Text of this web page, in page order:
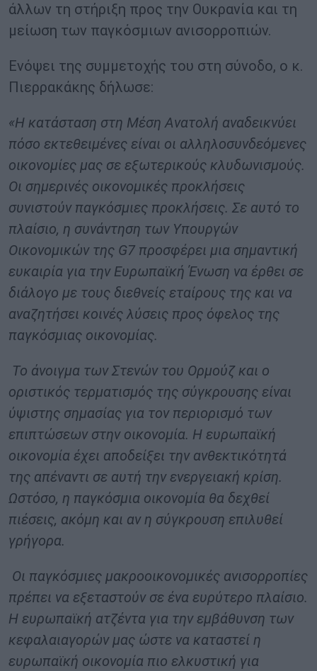
άλλων τη στήριξη προς την Ουκρανία και τη
μείωση των παγκόσμιων ανισορροπιών.
Ενόψει της συμμετοχής του στη σύνοδο, ο κ.
Πιερρακάκης δήλωσε:
«Η κατάσταση στη Μέση Ανατολή αναδεικνύει
πόσο εκτεθειμένες είναι οι αλληλοσυνδεόμενες
οικονομίες μας σε εξωτερικούς κλυδωνισμούς.
Οι σημερινές οικονομικές προκλήσεις
συνιστούν παγκόσμιες προκλήσεις. Σε αυτό το
πλαίσιο, η συνάντηση των Υπουργών
Οικονομικών της G7 προσφέρει μια σημαντική
ευκαιρία για την Ευρωπαϊκή Ένωση να έρθει σε
διάλογο με τους διεθνείς εταίρους της και να
αναζητήσει κοινές λύσεις προς όφελος της
παγκόσμιας οικονομίας.
Το άνοιγμα των Στενών του Ορμούζ και ο
οριστικός τερματισμός της σύγκρουσης είναι
ύψιστης σημασίας για τον περιορισμό των
επιπτώσεων στην οικονομία. Η ευρωπαϊκή
οικονομία έχει αποδείξει την ανθεκτικότητά
της απέναντι σε αυτή την ενεργειακή κρίση.
Ωστόσο, η παγκόσμια οικονομία θα δεχθεί
πιέσεις, ακόμη και αν η σύγκρουση επιλυθεί
γρήγορα.
Οι παγκόσμιες μακροοικονομικές ανισορροπίες
πρέπει να εξεταστούν σε ένα ευρύτερο πλαίσιο.
Η ευρωπαϊκή ατζέντα για την εμβάθυνση των
κεφαλαιαγορών μας ώστε να καταστεί η
ευρωπαϊκή οικονομία πιο ελκυστική για